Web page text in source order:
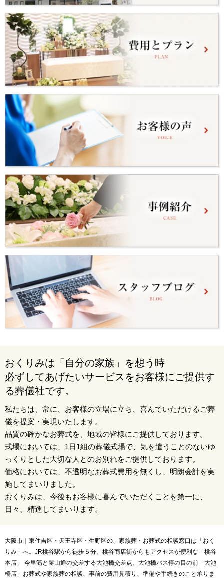
おくりみは「自分の家族」を想う時
必ずしてあげたいサービスをお客様にご提供す
る葬儀社です。
私たちは、常に、お客様の立場に立ち、喜んでいただけるご葬
儀を提案・実現いたします。
品質の確かなお葬式を、地域の皆様にご提供しております。
式場においては、1日1組の葬儀式場で、気を遣うことのないゆ
っくりとした大切な人とのお別れをご提供しております。
価格においては、不透明なお葬式費用を無くし、明朗会計を実
施してまいりました。
おくりみは、今後もお客様に喜んでいただくことを第一に、
日々、精進してまいります。
大阪市｜東住吉区・天王寺区・生野区の、家族葬・お葬式の相談窓口は「おく
りみ」へ。JR桃谷駅から徒歩５分。桃谷商店街からもアクセスが便利な「桃谷
本店」 今里筋と勝山通の交差する大池橋交差点、大池橋バス停の目の前「大池
橋店」お葬式や家族葬の相談、事前の費用見積り、準備や手続きのこと承りま